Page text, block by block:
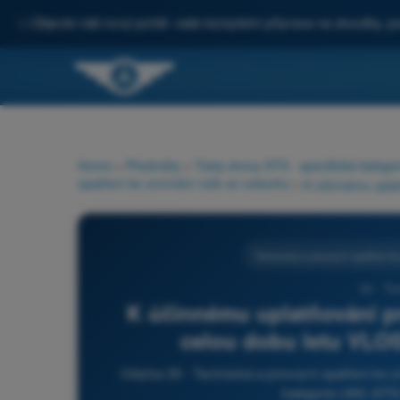
Objevte náš nový portál: vaše kompletní příprava na zkoušky,
Home Předměty Testy drony STS - specifická
opatření ke zmírnění rizik ve vzduchu
K účinnému uplatňování
celou dobu letu
Otázka 30 - Technická a provozní opatření ke
kategorie UAS